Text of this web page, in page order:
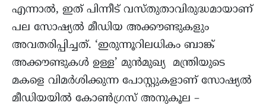
എന്നാൽ, ഇത് പിന്നീട് വസ്തുതാവിരുദ്ധമായാണ്
പല സോഷ്യൽ മീഡിയ അക്കൗണ്ടുകളും
അവതരിപ്പിച്ചത്. ‘ഇരുന്നൂറിലധികം ബാങ്ക്
അക്കൗണ്ടുകൾ ഉള്ള’ മുൻമുഖ്യ മന്ത്രിയുടെ
മകളെ വിമർശിക്കുന്ന പോസ്റ്റുകളാണ് സോഷ്യൽ
മീഡിയയിൽ കോൺഗ്രസ് അനുകൂല –